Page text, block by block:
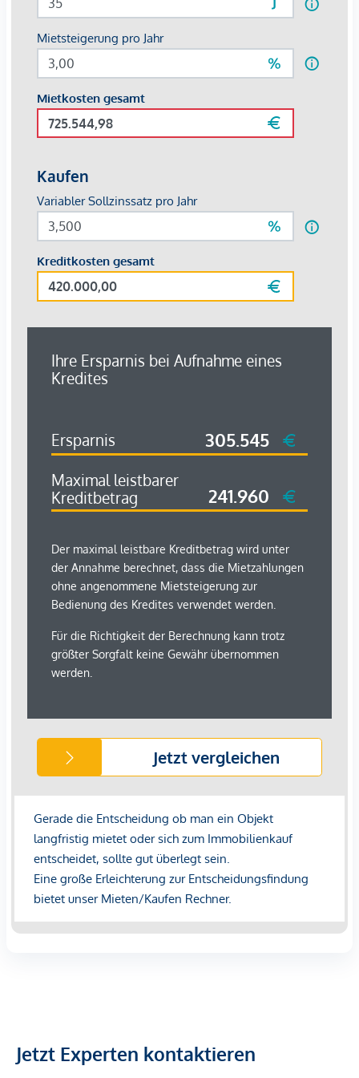
Gewähr erfolgen. Der Immobilienmakler erklärt, dass er –
Geschäftsgebrauch des Doppelmaklers – einseitig nur für
den Vermieter tätig ist.
Jetzt Experten kontaktieren